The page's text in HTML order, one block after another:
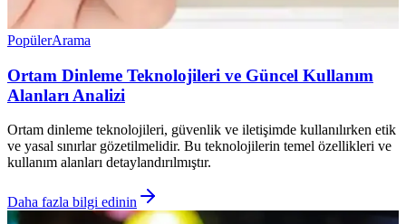
PopülerArama
Ortam Dinleme Teknolojileri ve Güncel Kullanım
Alanları Analizi
Ortam dinleme teknolojileri, güvenlik ve iletişimde kullanılırken etik
ve yasal sınırlar gözetilmelidir. Bu teknolojilerin temel özellikleri ve
kullanım alanları detaylandırılmıştır.
Daha fazla bilgi edinin